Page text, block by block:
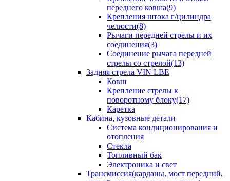
переднего ковша(9)
Крепления штока г/цилиндра
челюсти(8)
Рычаги передней стрелы и их
соединения(3)
Соединение рычага передней
стрелы со стрелой(13)
Задняя стрела VIN LBE
Ковш
Крепление стрелы к
поворотному блоку(17)
Каретка
Кабина, кузовные детали
Система кондиционирования и
отопления
Стекла
Топливный бак
Электроника и свет
Трансмиссия(карданы, мост передний,